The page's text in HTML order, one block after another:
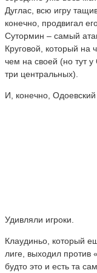
Дуглас, всю игру
конечно, продвигал
Сутормин – самый
Круговой, который на
чем на своей (но тут
три центральных).
И, конечно, Одоевский
Удивляли игроки.
Клаудиньо, который
лиге, выходил против
будто это и есть та